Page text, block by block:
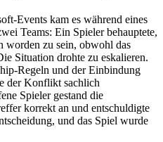
Events kam es während eines
Teams: Ein Spieler behauptete,
worden zu sein, obwohl das
Situation drohte zu eskalieren.
Regeln und der Einbindung
der Konflikt sachlich
Spieler gestand die
korrekt an und entschuldigte
und das Spiel wurde